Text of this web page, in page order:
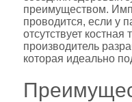
преимуществом.
проводится, если у
отсутствует костная
производитель
которая идеально